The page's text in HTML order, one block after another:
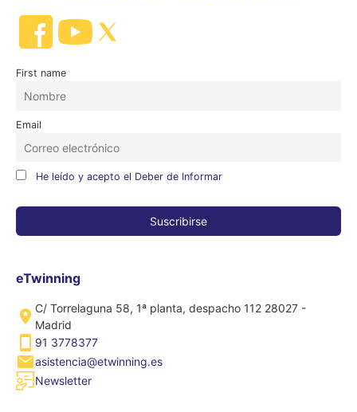
First name
Email
He leído y acepto el Deber de Informar
eTwinning
C/ Torrelaguna 58, 1ª planta, despacho 112 28027 -
Madrid
91 3778377
asistencia@etwinning.es
Newsletter